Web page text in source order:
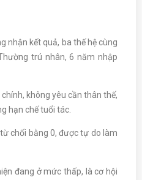
nhận kết quả, ba thế hệ cùng
trú nhân, 6 năm nhập
không yêu cần thân thế,
hạn chế tuổi tác.
chối bằng 0, được tự do làm
đang ở mức thấp, là cơ hội